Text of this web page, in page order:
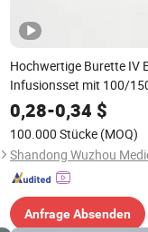
Hochwertige Burette IV
Infusionsset mit 100/
intravenösen für den
Gebrauch 60 Tropfen
0,28-0,34 $
100.000 Stücke (MOQ)
Anfrage Absenden